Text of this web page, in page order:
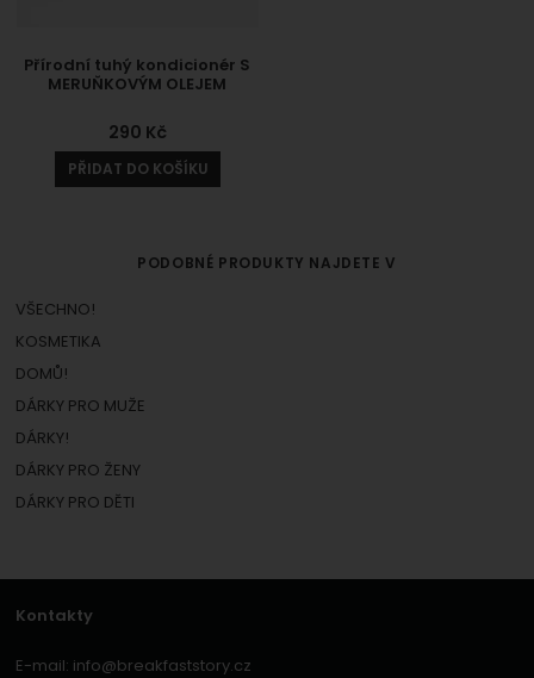
Přírodní tuhý kondicionér S
MERUŇKOVÝM OLEJEM
290 Kč
PŘIDAT DO KOŠÍKU
PODOBNÉ PRODUKTY NAJDETE V
VŠECHNO!
KOSMETIKA
DOMŮ!
DÁRKY PRO MUŽE
DÁRKY!
DÁRKY PRO ŽENY
DÁRKY PRO DĚTI
Kontakty
E-mail: info@breakfaststory.cz